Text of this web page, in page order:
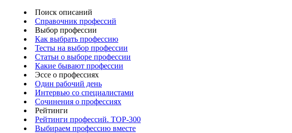
Поиск описаний
Справочник профессий
Выбор профессии
Как выбрать профессию
Тесты на выбор профессии
Статьи о выборе профессии
Какие бывают профессии
Эссе о профессиях
Один рабочий день
Интервью со специалистами
Сочинения о профессиях
Рейтинги
Рейтинги профессий. TOP-300
Выбираем профессию вместе